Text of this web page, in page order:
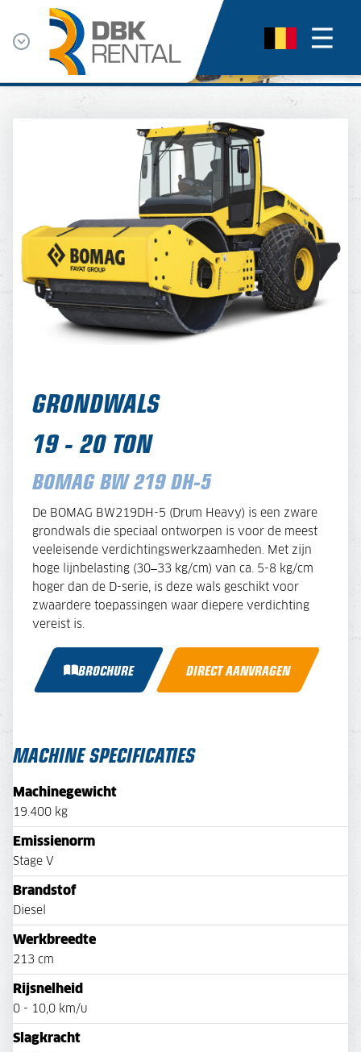
GRONDWALS
19 - 20 TON
BOMAG BW 219 DH-5
De BOMAG BW219DH-5 (Drum Heavy) is een zware
grondwals die speciaal ontworpen is voor de meest
veeleisende verdichtingswerkzaamheden. Met zijn
hoge lijnbelasting (30–33 kg/cm) van ca. 5-8 kg/cm
hoger dan de D-serie, is deze wals geschikt voor
zwaardere toepassingen waar diepere verdichting
vereist is.
BROCHURE DIRECT AANVRAGEN
MACHINE SPECIFICATIES
Machinegewicht
19.400 kg
Emissienorm
Stage V
Brandstof
Diesel
Werkbreedte
213 cm
Rijsnelheid
0 - 10,0 km/u
Slagkracht